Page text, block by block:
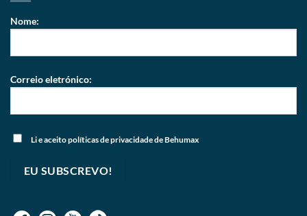
Nome:
Correio eletrónico:
Li e aceitopolíticas de privacidadede Behumax